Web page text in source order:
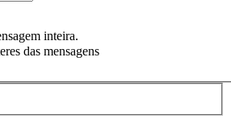
inteira.
das mensagens